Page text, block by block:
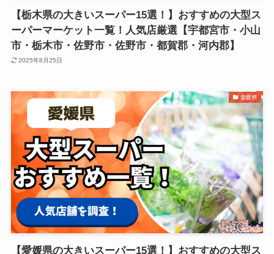
【栃木県の大きいスーパー15選！】おすすめの大型ス
ーパーマーケット一覧！人気店厳選【宇都宮市・小山
市・栃木市・佐野市・佐野市・都賀郡・河内郡】
2025年8月25日
愛媛県
【愛媛県の大きいスーパー15選！】おすすめの大型ス